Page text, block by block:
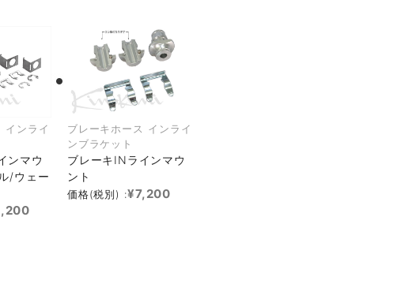
インライ
ンマウ
/ウェー
ブレーキホース インライ
ンブラケット
ブレーキINラインマウ
ント
価格(税別) :¥7,200